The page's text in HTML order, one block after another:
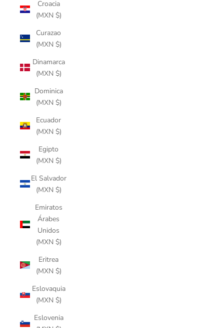
Croacia
(MXN $)
Curazao
(MXN $)
Dinamarca
(MXN $)
Dominica
(MXN $)
Ecuador
(MXN $)
Egipto
(MXN $)
El Salvador
(MXN $)
Emiratos
Árabes
Unidos
(MXN $)
Eritrea
(MXN $)
Eslovaquia
(MXN $)
Eslovenia